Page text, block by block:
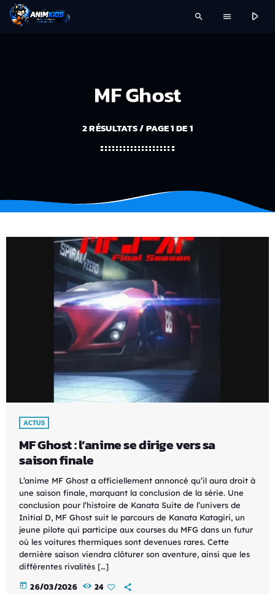
search menu play_arrow
MF Ghost
2 RÉSULTATS / PAGE 1 DE 1
ACTUS
MF Ghost : l’anime se dirige vers sa
saison finale
L’anime MF Ghost a officiellement annoncé qu’il aura droit à
une saison finale, marquant la conclusion de la série. Une
conclusion pour l’histoire de Kanata Suite de l’univers de
Initial D, MF Ghost suit le parcours de Kanata Katagiri, un
jeune pilote qui participe aux courses du MFG dans un futur
où les voitures thermiques sont devenues rares. Cette
dernière saison viendra clôturer son aventure, ainsi que les
différentes rivalités […]
today 26/03/2026 24